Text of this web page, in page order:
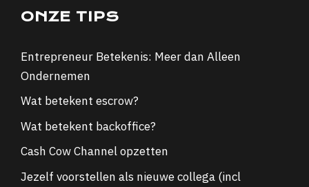
ONZE TIPS
Entrepreneur Betekenis: Meer dan Alleen
Ondernemen
Wat betekent escrow?
Wat betekent backoffice?
Cash Cow Channel opzetten
Jezelf voorstellen als nieuwe collega (incl